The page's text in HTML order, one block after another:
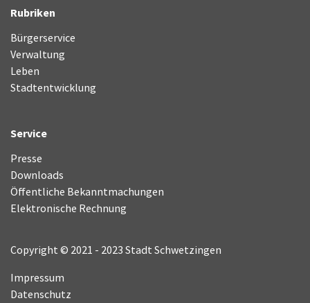
Rubriken
Bürgerservice
Verwaltung
Leben
Stadtentwicklung
Service
Presse
Downloads
Öffentliche Bekanntmachungen
Elektronische Rechnung
Copyright © 2021 - 2023 Stadt Schwetzingen
Impressum
Datenschutz